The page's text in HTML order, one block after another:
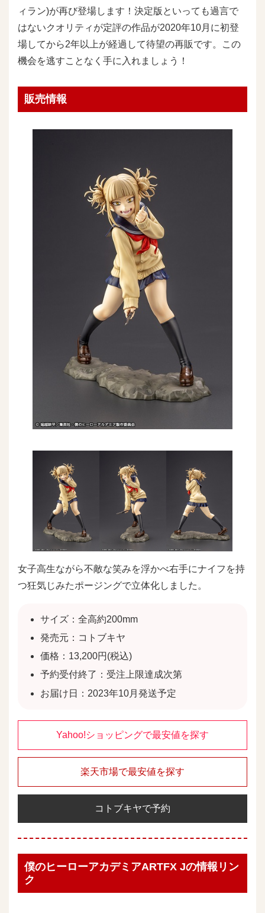
ィラン)が再び登場します！決定版といっても過言で
はないクオリティが定評の作品が2020年10月に初登
場してから2年以上が経過して待望の再販です。この
機会を逃すことなく手に入れましょう！
販売情報
女子高生ながら不敵な笑みを浮かべ右手にナイフを持
つ狂気じみたポージングで立体化しました。
サイズ：全高約200mm
発売元：コトブキヤ
価格：13,200円(税込)
予約受付終了：受注上限達成次第
お届け日：2023年10月発送予定
Yahoo!ショッピングで最安値を探す
楽天市場で最安値を探す
コトブキヤで予約
僕のヒーローアカデミアARTFX Jの情報リン
ク